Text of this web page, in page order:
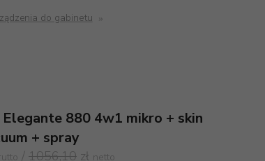
do gabinetu
Elegante 880 4w1 mikro + skin
+ spray
/ 1056,10 zł netto